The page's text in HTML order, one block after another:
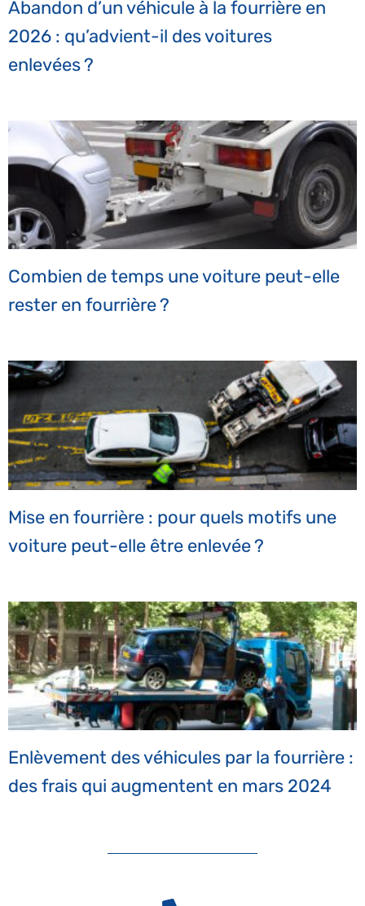
Abandon d’un véhicule à la fourrière en
2026 : qu’advient-il des voitures
enlevées ?
Combien de temps une voiture peut-elle
rester en fourrière ?
Mise en fourrière : pour quels motifs une
voiture peut-elle être enlevée ?
Enlèvement des véhicules par la fourrière :
des frais qui augmentent en mars 2024